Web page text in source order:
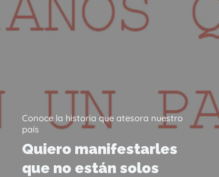
Conoce la historia que atesora nuestro
país
Quiero manifestarles
que no están solos